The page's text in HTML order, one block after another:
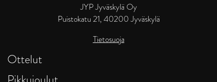
JYP Jyväskylä Oy
Puistokatu 21, 40200 Jyväskylä
Tietosuoja
Ottelut